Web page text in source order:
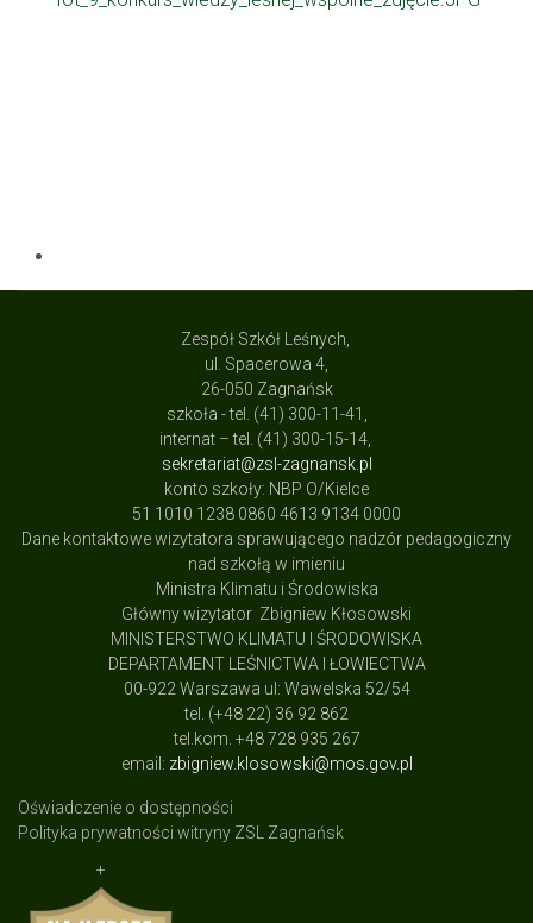
Zespół Szkół Leśnych,
ul. Spacerowa 4,
26-050 Zagnańsk
szkoła - tel. (41) 300-11-41,
internat – tel. (41) 300-15-14,
sekretariat@zsl-zagnansk.pl
konto szkoły: NBP O/Kielce
51 1010 1238 0860 4613 9134 0000
Dane kontaktowe wizytatora sprawującego nadzór pedagogiczny
nad szkołą w imieniu
Ministra Klimatu i Środowiska
Główny wizytator Zbigniew Kłosowski
MINISTERSTWO KLIMATU I ŚRODOWISKA
DEPARTAMENT LEŚNICTWA I ŁOWIECTWA
00-922 Warszawa ul: Wawelska 52/54
tel. (+48 22) 36 92 862
tel.kom. +48 728 935 267
email: zbigniew.klosowski@mos.gov.pl
Oświadczenie o dostępności
Polityka prywatności witryny ZSL Zagnańsk
+